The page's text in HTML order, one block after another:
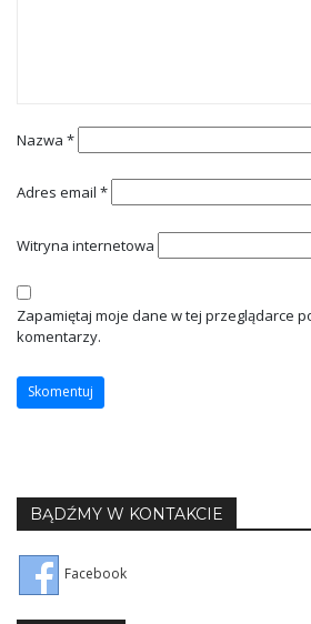
Nazwa *
Adres email *
Witryna internetowa
Zapamiętaj moje dane w tej przeglądarce
komentarzy.
BĄDŹMY W KONTAKCIE
Facebook